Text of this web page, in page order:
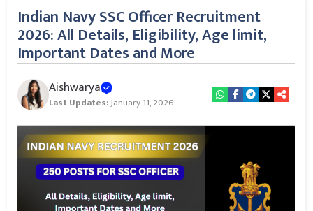
Indian Navy SSC Officer Recruitment
2026: All Details, Eligibility, Age limit,
Important Dates and More
Aishwarya
Last Updates:January 11, 2026